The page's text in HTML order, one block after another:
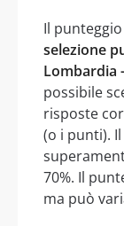
Il
selezione
Lombardia
possibile
risposte
(o i punti).
70%. Il
ma può